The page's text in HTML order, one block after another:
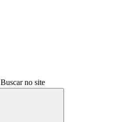
Buscar no site